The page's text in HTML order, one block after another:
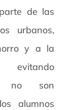
de las
urbanos,
y a la
evitando
no son
alumnos